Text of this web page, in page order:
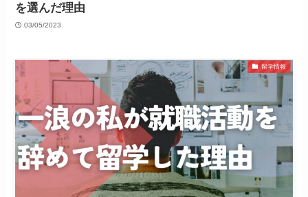
を選んだ理由
03/05/2023
留学情報